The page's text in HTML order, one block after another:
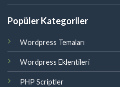
Popüler Kategoriler
Wordpress Temaları
Wordpress Eklentileri
PHP Scriptler